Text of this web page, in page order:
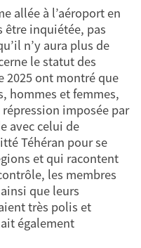
allée à l’aéroport en
être inquiétée, pas
n’y aura plus de
le statut des
2025 ont montré que
hommes et femmes,
imposée par
avec celui de
Téhéran pour se
et qui racontent
les membres
que leurs
très polis et
également